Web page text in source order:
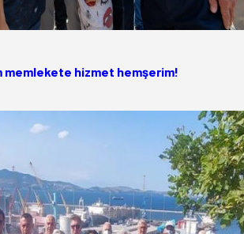
memlekete hizmet hemşerim!